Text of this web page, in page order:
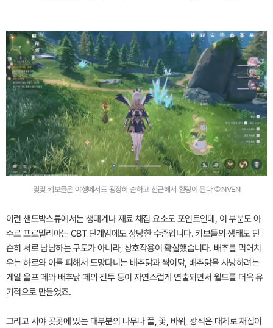
몇몇 키보들은 야생에서도 굉장히 순하고 친근해서 힐링이 된다 ©INVEN
이런 샌드박스류에서는 생태계나 재료 채집 요소도 포인트인데, 이 부분도 아
주르 프로밀리아는 CBT 단계임에도 상당한 수준입니다. 키보들의 생태도 단
순히 서로 남남하는 구도가 아니라, 상호작용이 확실했습니다. 배추를 먹어치
우는 하로와 이를 피해서 도망다니는 배추닭과 싹이닭, 배추닭을 사냥하려는
게일 울프 떼와 배추닭 떼의 전투 등이 자연스럽게 연출되면서 월드를 더욱 유
기적으로 만들었죠.
그리고 시야 곳곳에 있는 대부분의 나무나 풀, 꽃, 바위, 광석은 대체로 채집이